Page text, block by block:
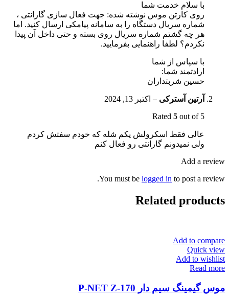
با سلام خدمت شما
روی کارتن موس نوشته شده: جهت فعال سازی گارانتی ،
شماره سریال دستگاه را به سامانه پیامکی ارسال کنید. اما
هر چه گشتم شماره سریال روی بسته و حتی داخل آن پیدا
نکردم؟ لطفا راهنمایی بفرمایید.
با سپاس از شما
ارادتمند شما:
حسین شربتداران
آرتین آسترکی – اکتبر 13, 2024
Rated 5 out of 5
عالی فقط اسکرولش یکم شله که خودم سفتش کردم
ولی نمیدونم گارانتی رو فعال کنم
Add a review
You must be logged in to post a review.
Related products
Add to compare
Quick view
Add to wishlist
Read more
موس گیمینگ سیم دار P-NET Z-170